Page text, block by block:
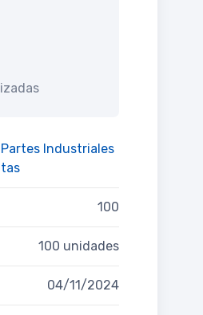
Industriales
100
100 unidades
04/11/2024